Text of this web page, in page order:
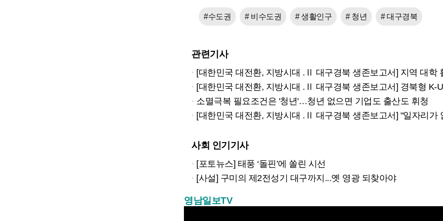
#수도권 # 비수도권 # 생활인구 # 청년 # 대구경북
관련기사
[대한민국 대전환, 지방시대 .Ⅱ 대구경북 생존보고서] 지역 대학 활성화
[대한민국 대전환, 지방시대 .Ⅱ 대구경북 생존보고서] 경북형 K-U시
소멸극복 필요조건은 '청년'…청년 없으면 기업도 출산도 휘청
[대한민국 대전환, 지방시대 .Ⅱ 대구경북 생존보고서] "일자리가 없어요" 대구 청년의
사회 인기기사
[포토뉴스] 태풍 ‘돌핀’에 쏠린 시선
[사설] 구미의 제2전성기 대구까지...옛 영광 되찾아야
영남일보TV